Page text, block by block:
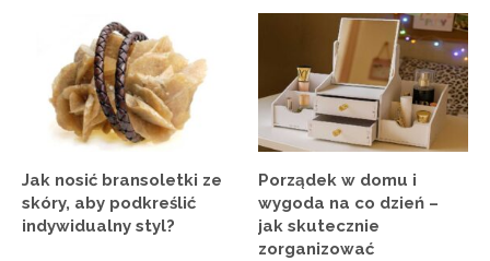
Jak nosić bransoletki ze
skóry, aby podkreślić
indywidualny styl?
Porządek w domu i
wygoda na co dzień –
jak skutecznie
zorganizować